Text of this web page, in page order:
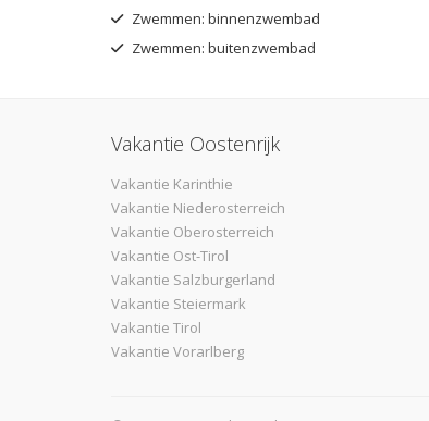
Zwemmen: binnenzwembad
Zwemmen: buitenzwembad
Vakantie Oostenrijk
Vakantie Karinthie
Vakantie Niederosterreich
Vakantie Oberosterreich
Vakantie Ost-Tirol
Vakantie Salzburgerland
Vakantie Steiermark
Vakantie Tirol
Vakantie Vorarlberg